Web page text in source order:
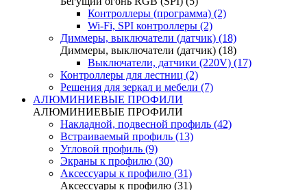
Контроллеры (программа) (2)
Wi-Fi, SPI контроллеры (2)
Диммеры, выключатели (датчик) (18)
Диммеры, выключатели (датчик) (18)
Выключатели, датчики (220V) (17)
Контроллеры для лестниц (2)
Решения для зеркал и мебели (7)
АЛЮМИНИЕВЫЕ ПРОФИЛИ
АЛЮМИНИЕВЫЕ ПРОФИЛИ
Накладной, подвесной профиль (42)
Встраиваемый профиль (13)
Угловой профиль (9)
Экраны к профилю (30)
Аксессуары к профилю (31)
Аксессуары к профилю (31)